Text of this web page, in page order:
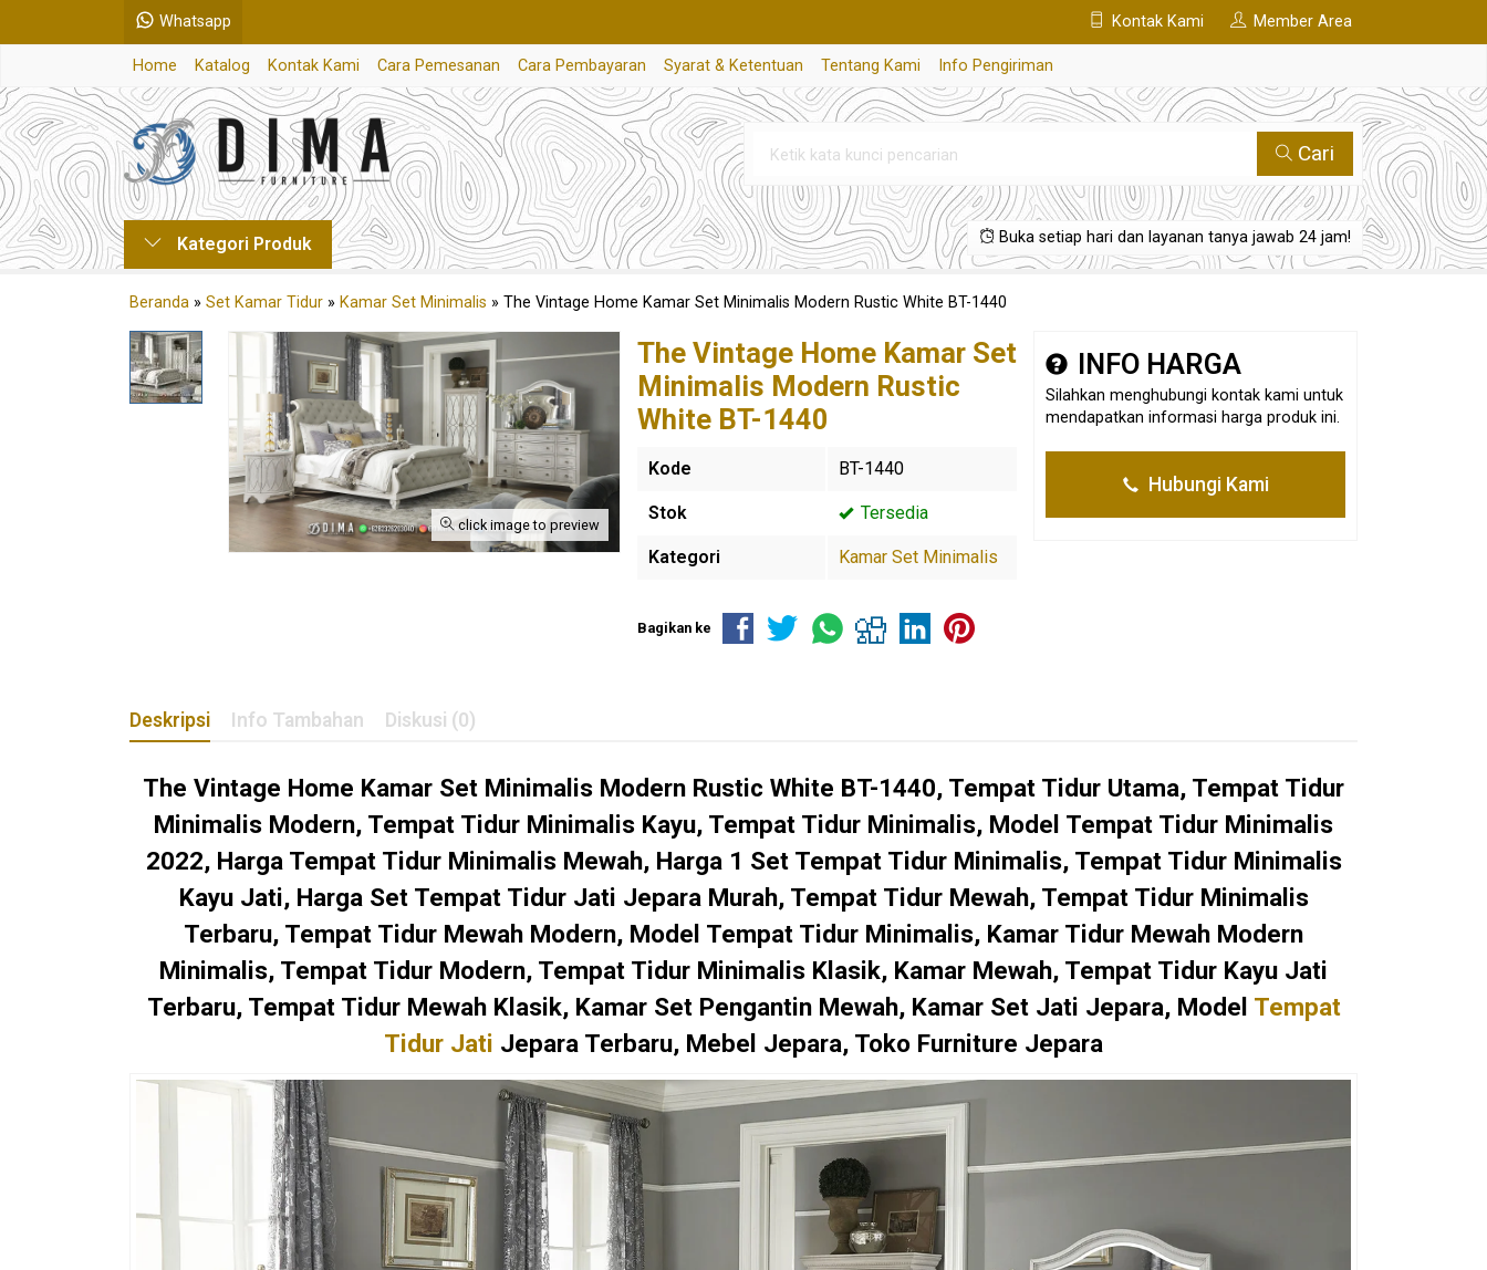
Whatsapp Kontak Kami Member Area
Home Katalog Kontak Kami Cara Pemesanan Cara Pembayaran Syarat & Ketentuan Tentang Kami Info Pengiriman
Cari
Kategori Produk Buka setiap hari dan layanan tanya jawab 24 jam!
Beranda » Set Kamar Tidur » Kamar Set Minimalis » The Vintage Home Kamar Set Minimalis Modern Rustic White BT-1440
click image to preview
The Vintage Home Kamar Set
Minimalis Modern Rustic
White BT-1440
Kode BT-1440
Stok Tersedia
Kategori Kamar Set Minimalis
INFO HARGA
Silahkan menghubungi kontak kami untuk
mendapatkan informasi harga produk ini.
Hubungi Kami
Bagikan ke
Deskripsi Info Tambahan Diskusi (0)
The Vintage Home Kamar Set Minimalis Modern Rustic White BT-1440, Tempat Tidur Utama, Tempat Tidur
Minimalis Modern, Tempat Tidur Minimalis Kayu, Tempat Tidur Minimalis, Model Tempat Tidur Minimalis
2022, Harga Tempat Tidur Minimalis Mewah, Harga 1 Set Tempat Tidur Minimalis, Tempat Tidur Minimalis
Kayu Jati, Harga Set Tempat Tidur Jati Jepara Murah, Tempat Tidur Mewah, Tempat Tidur Minimalis
Terbaru, Tempat Tidur Mewah Modern, Model Tempat Tidur Minimalis, Kamar Tidur Mewah Modern
Minimalis, Tempat Tidur Modern, Tempat Tidur Minimalis Klasik, Kamar Mewah, Tempat Tidur Kayu Jati
Terbaru, Tempat Tidur Mewah Klasik, Kamar Set Pengantin Mewah, Kamar Set Jati Jepara, Model Tempat
Tidur Jati Jepara Terbaru, Mebel Jepara, Toko Furniture Jepara